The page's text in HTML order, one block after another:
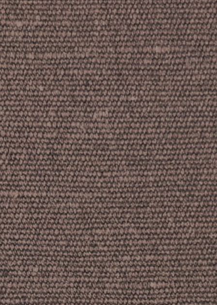
REFERENCES
PROFESSIONALS
FAQ
NEWS